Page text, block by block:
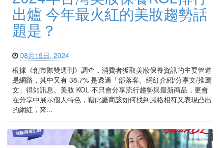
出爐 今年最火紅的美妝趨勢話
題是？
08月19日, 2024
根據《創市際雙週刊》調查，消費者獲取美妝保養資訊的主要管道
是網路，其中又有 38.7% 是透過「部落客、網紅介紹/分享文/推薦
文」得知訊息。美妝 KOL 不只會分享流行趨勢與最新商品，更會
在分享中展示個人特色，藉此廠商該如何找到風格相符又表現凸出
的網紅，來...